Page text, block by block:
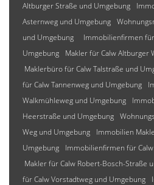
Altburger Straße und Umgebung
Asternweg und Umgebung
und Umgebung
Immobilienfirmen
Umgebung
Makler für Calw Altburger
Maklerbüro für Calw Talstraße und
für Calw Tannenweg und Umgebung
Walkmühleweg und Umgebung
Heerstraße und Umgebung
Weg und Umgebung
Immobilien
Umgebung
Immobilienfirmen für
Makler für Calw Robert-Bosch-Straße
für Calw Vorstadtweg und Umgebung